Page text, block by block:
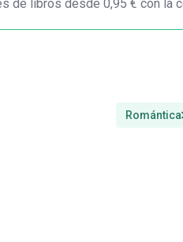
de libros desde 0,95 € con la
Romántica